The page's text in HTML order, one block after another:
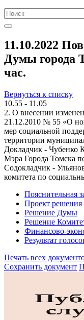
11.10.2022
Думы города
час.
Вернуться к списку
10.55 - 11.05
2. О внесении
21.12.2010 № 55 «О
мер социальной
территории
Докладчик - Чубенко
Мэра Города Томска
Содокладчик -
комитета по
Пояснительная
Проект решения
Решение Думы
Решение
Финансово-
Результат
Печать всех
Сохранить документ